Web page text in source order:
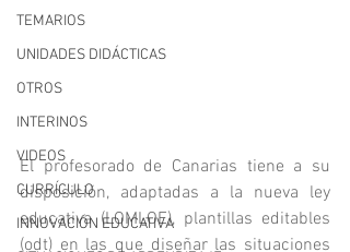
TEMARIOS
UNIDADES DIDÁCTICAS
OTROS
INTERINOS
VIDEOS
CURRÍCULO
INNOVACIÓN EDUCATIVA
El profesorado de Canarias tiene a su
disposición, adaptadas a la nueva ley
educativa (LOMLOE), plantillas editables
(odt) en las que diseñar las situaciones